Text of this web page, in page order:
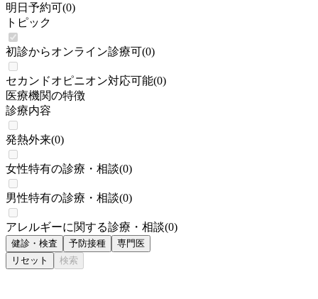
明日予約可(0)
トピック
初診からオンライン診療可(0)
セカンドオピニオン対応可能(0)
医療機関の特徴
診療内容
発熱外来(0)
女性特有の診療・相談(0)
男性特有の診療・相談(0)
アレルギーに関する診療・相談(0)
健診・検査 予防接種
専門医
リセット
検索